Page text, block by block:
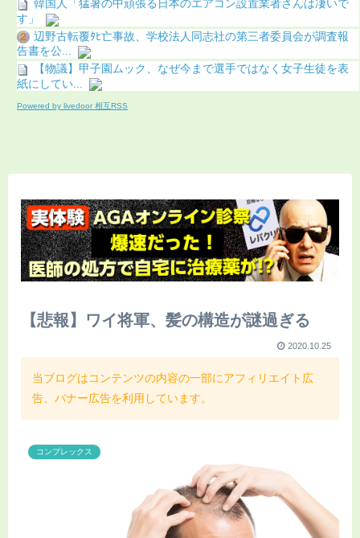
韓国人「猛暑の中頑張る日本のエアコン設置業者さんは凄いで
す」
辺野古転覆ﾀﾋ亡事故、学校法人同志社の第三者委員会が調査報
告書を公...
【物議】甲子園ムック、なぜ今まで選手ではなく女子生徒を表
紙にしてい...
Powered by livedoor 相互RSS
【悲報】ワイ将軍、髪の構造が謎過ぎる
2020.10.25
当ブログはコンテンツの内容の一部にアフィリエイト広
告、バナー広告を利用しています。
コンプレックス